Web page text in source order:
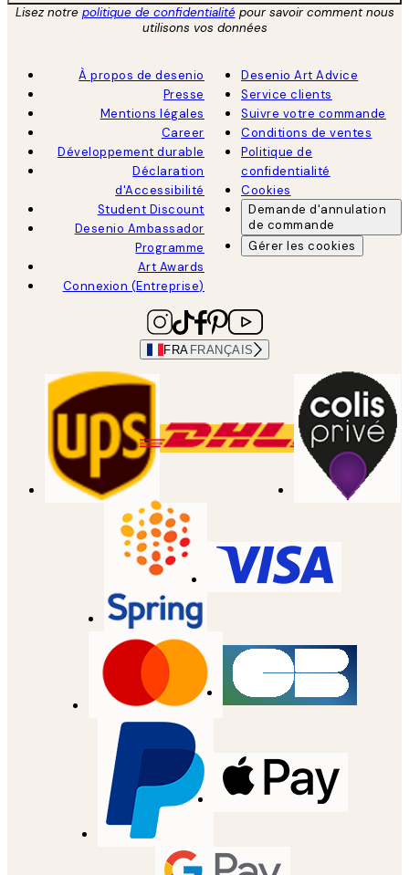
Lisez notre politique de confidentialitépour savoir comment nous
utilisons vos données
À propos de desenio
Presse
Mentions légales
Career
Développement durable
Déclaration
d'Accessibilité
Student Discount
Desenio Ambassador
Programme
Art Awards
Connexion (Entreprise)
Desenio Art Advice
Service clients
Suivre votre commande
Conditions de ventes
Politique de
confidentialité
Cookies
Demande d'annulation
de commande
Gérer les cookies
FRA FRANÇAIS